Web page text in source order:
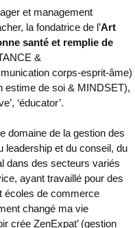
et management
la fondatrice de l’Art
santé et remplie de
&
corps-esprit-âme)
estime de soi & MINDSET),
‘éducator’.
domaine de la gestion des
leadership et du conseil, du
dans des secteurs variés
ayant travaillé pour des
écoles de commerce
changé ma vie
crée ZenExpat’ (gestion